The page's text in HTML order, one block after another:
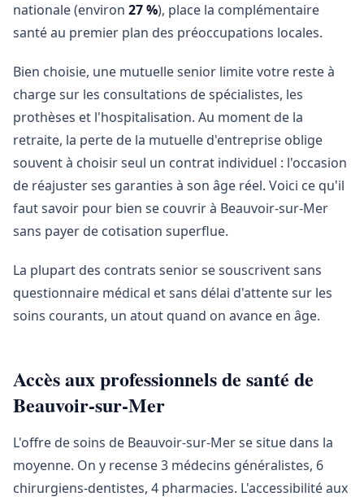
nationale (environ 27 %), place la complémentaire
santé au premier plan des préoccupations locales.
Bien choisie, une mutuelle senior limite votre reste à
charge sur les consultations de spécialistes, les
prothèses et l'hospitalisation. Au moment de la
retraite, la perte de la mutuelle d'entreprise oblige
souvent à choisir seul un contrat individuel : l'occasion
de réajuster ses garanties à son âge réel. Voici ce qu'il
faut savoir pour bien se couvrir à Beauvoir-sur-Mer
sans payer de cotisation superflue.
La plupart des contrats senior se souscrivent sans
questionnaire médical et sans délai d'attente sur les
soins courants, un atout quand on avance en âge.
Accès aux professionnels de santé de
Beauvoir-sur-Mer
L'offre de soins de Beauvoir-sur-Mer se situe dans la
moyenne. On y recense 3 médecins généralistes, 6
chirurgiens-dentistes, 4 pharmacies. L'accessibilité aux